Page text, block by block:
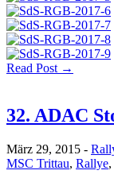
Read Post →
32. ADAC
März 29, 2015 -
MSC Trittau, Rallye,